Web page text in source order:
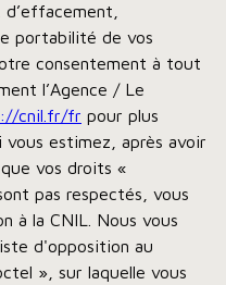
portabilité de vos
consentement à tout
l’Agence / Le
cnil.fr/fr pour plus
vous estimez, après avoir
vos droits «
pas respectés, vous
à la CNIL. Nous vous
d'opposition au
», sur laquelle vous